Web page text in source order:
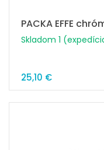
PACKA EFFE
Skladom 1
25,10 €